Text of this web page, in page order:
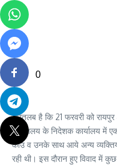
0
गौरतलब है कि 21 फरवरी को रायपुर
निदेशालय के निदेशक कार्यालय में
काउ व उनके साथ आये अन्य व्यक्तियों
रही थी। इस दौरान हुए विवाद में